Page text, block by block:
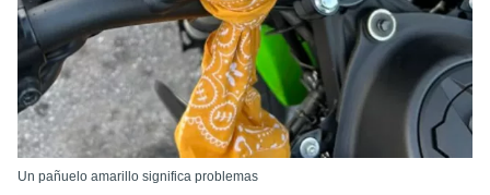
Un pañuelo amarillo significa problemas